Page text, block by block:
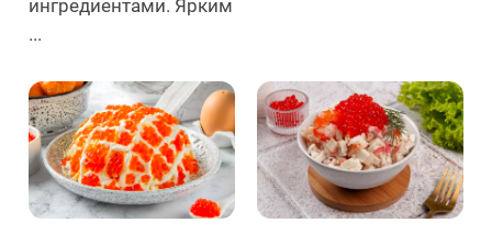
ингредиентами. Ярким
...